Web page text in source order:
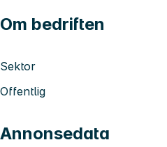
Om bedriften
Sektor
Offentlig
Annonsedata